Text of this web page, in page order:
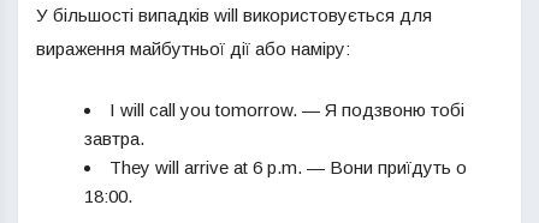
У більшості випадків will використовується для
вираження майбутньої дії або наміру:
I will call you tomorrow. — Я подзвоню тобі
завтра.
They will arrive at 6 p.m. — Вони приїдуть о
18:00.